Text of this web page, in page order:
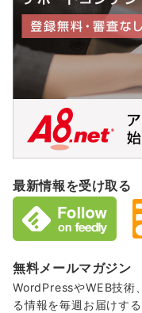
最新情報を受け取る
無料メールマガジン
WordPressやWEB技術
る情報を毎週お届けす